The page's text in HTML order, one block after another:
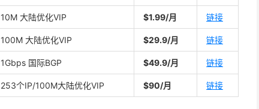
10M 大陆优化VIP $1.99/月 链接
100M 大陆优化VIP $29.9/月 链接
1Gbps 国际BGP $49.9/月 链接
253个IP/100M大陆优化VIP $90/月 链接